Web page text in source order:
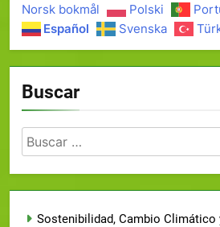
Norsk bokmål
Polski
Español
Svenska
Buscar
Sostenibilidad, Cambio Climático